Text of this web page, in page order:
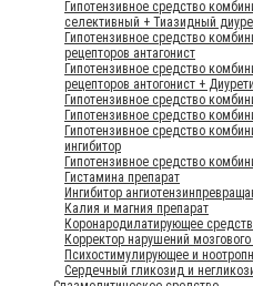
Гипотензивное средство
селективный + Тиазидный
Гипотензивное средство
рецепторов антагонист
Гипотензивное средство
рецепторов антогонист +
Гипотензивное средство
Гипотензивное средство
Гипотензивное средство
ингибитор
Гипотензивное средство
Гистамина препарат
Ингибитор
Калия и магния препарат
Коронародилатирующее
Корректор нарушений
Психостимулирующее и
Сердечный гликозид и